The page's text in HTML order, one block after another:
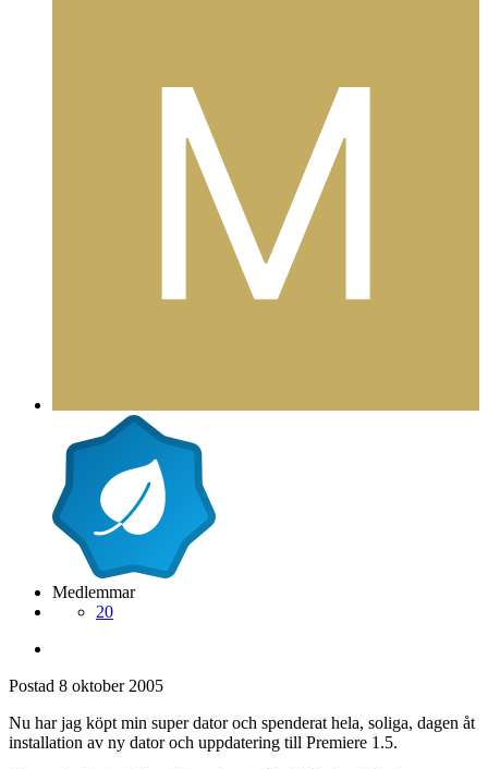
Medlemmar
20
Postad 8 oktober 2005
Nu har jag köpt min super dator och spenderat hela, soliga, dagen åt
installation av ny dator och uppdatering till Premiere 1.5.